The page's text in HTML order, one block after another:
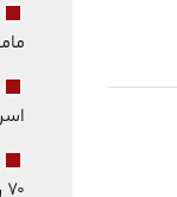
۷۰ روزه چه کسانی را ثروتمند کرد؟